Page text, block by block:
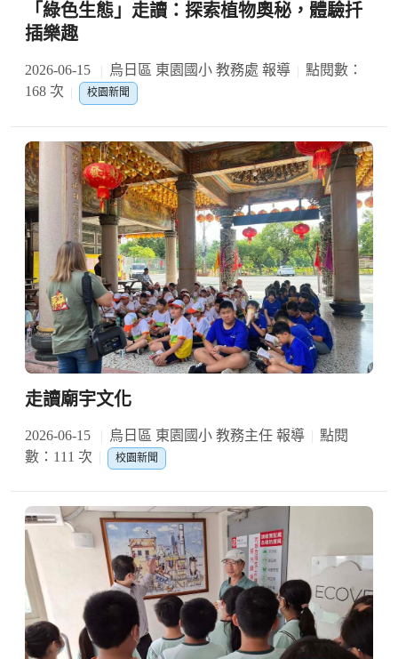
「綠色生態」走讀：探索植物奧秘，體驗扦
插樂趣
2026-06-15 烏日區 東園國小 教務處 報導
點閱數：
168 次
校園新聞
走讀廟宇文化
2026-06-15 烏日區 東園國小 教務主任 報導
點閱
數：111 次
校園新聞